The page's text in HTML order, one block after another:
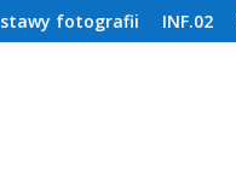
fotografii INF.02